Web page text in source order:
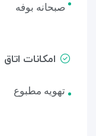
صبحانه بوفه
امکانات اتاق
تهویه مطبوع